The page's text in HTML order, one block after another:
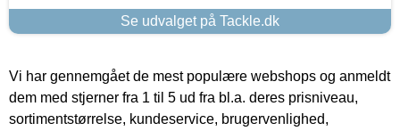
Se udvalget på Tackle.dk
Vi har gennemgået de mest populære webshops og anmeldt
dem med stjerner fra 1 til 5 ud fra bl.a. deres prisniveau,
sortimentstørrelse, kundeservice, brugervenlighed,